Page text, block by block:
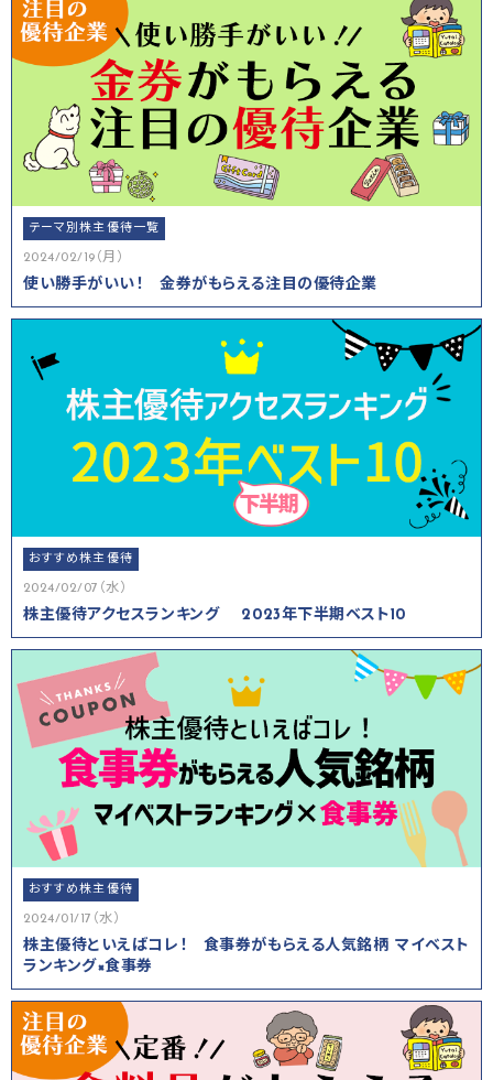
テーマ別株主優待一覧
2024/02/19（月）
使い勝手がいい！ 金券がもらえる注目の優待企業
おすすめ株主優待
2024/02/07（水）
株主優待アクセスランキング 2023年下半期ベスト10
おすすめ株主優待
2024/01/17（水）
株主優待といえばコレ！ 食事券がもらえる人気銘柄 マイベスト
ランキング×食事券